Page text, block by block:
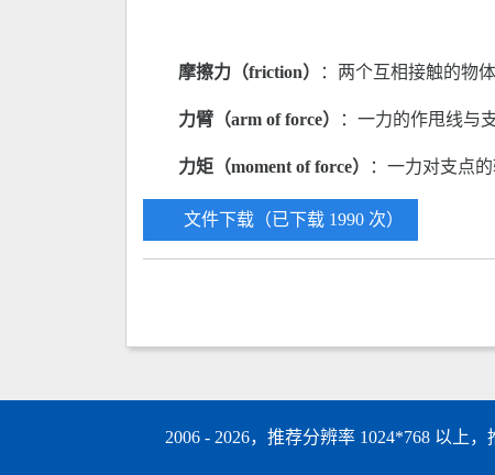
摩擦力（friction） ：两个互相接触的物
力臂（arm of force） ：一力的作甩线与
力矩（moment of force） ：一力对支点
文件下载（已下载 1990 次）
2006 - 2026，推荐分辨率 1024*768 以上